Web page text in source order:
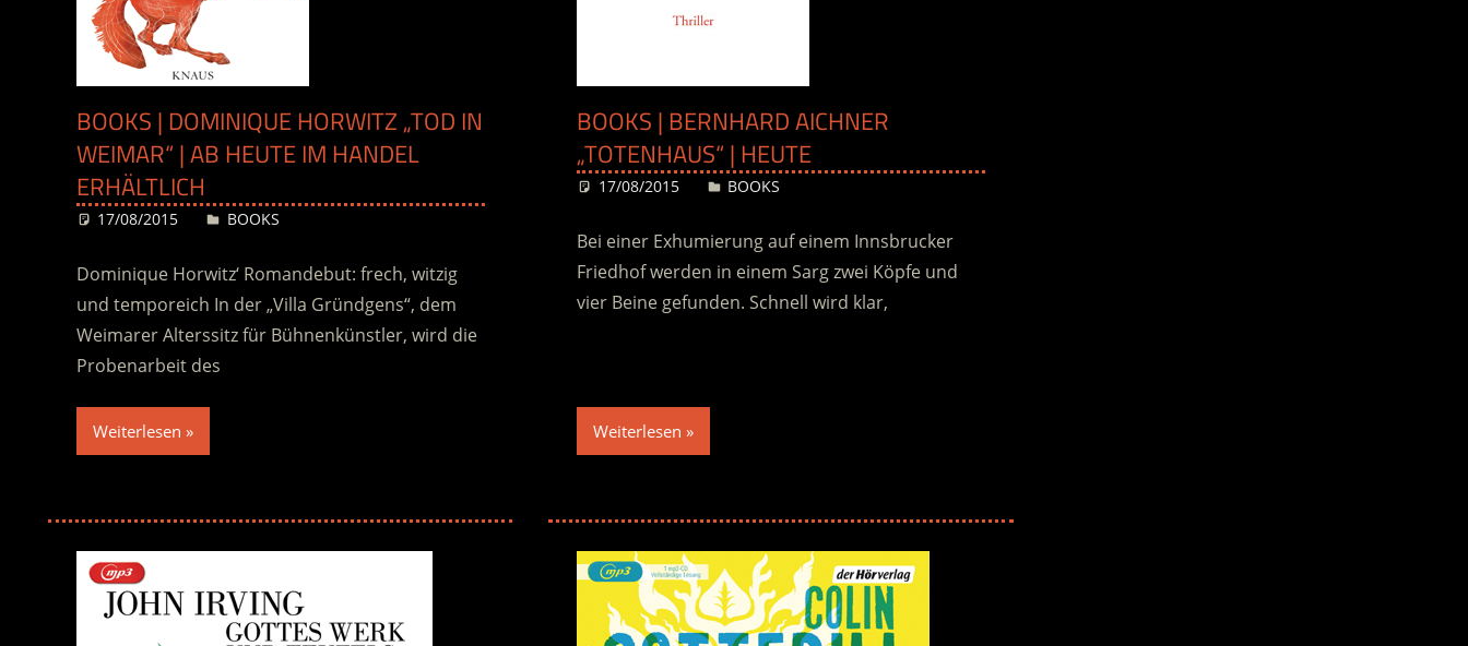
BOOKS | DOMINIQUE HORWITZ „TOD IN
WEIMAR“ | AB HEUTE IM HANDEL
ERHÄLTLICH
17/08/2015 Desiree
BOOKS
Dominique Horwitz‘ Romandebut: frech, witzig
und temporeich In der „Villa Gründgens“, dem
Weimarer Alterssitz für Bühnenkünstler, wird die
Probenarbeit des
Weiterlesen
BOOKS | BERNHARD AICHNER
„TOTENHAUS“ | HEUTE
17/08/2015 Desiree
BOOKS
Bei einer Exhumierung auf einem Innsbrucker
Friedhof werden in einem Sarg zwei Köpfe und
vier Beine gefunden. Schnell wird klar,
Weiterlesen